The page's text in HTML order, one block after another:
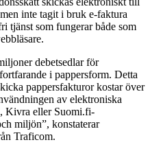
inte tagit i bruk e-faktura
tjänst som fungerar både som
debetsedlar för
i pappersform. Detta
pappersfakturor kostar över
av elektroniska
Kivra eller Suomi.fi-
miljön”, konstaterar
Traficom.